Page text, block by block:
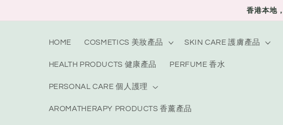
香港本地
HOME COSMETICS 美妝產品 SKIN CARE 護膚產品
HEALTH PRODUCTS 健康產品 PERFUME 香水
PERSONAL CARE 個人護理
AROMATHERAPY PRODUCTS 香薰產品